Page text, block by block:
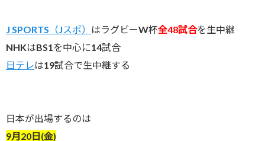
J SPORTS（Jスポ） はラグビーW杯全48試合を生中継
NHKはBS1を中心に14試合
日テレは19試合で生中継する
日本が出場するのは
9月20日(金)